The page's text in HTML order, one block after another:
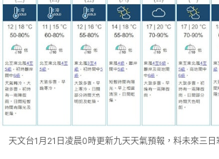
天文台1月21日凌晨0時更新九天天氣預報，料未來三日